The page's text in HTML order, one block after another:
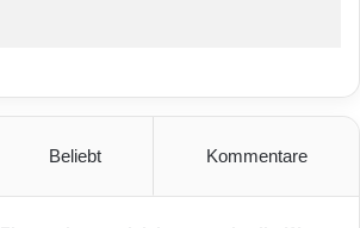
Beliebt Kommentare